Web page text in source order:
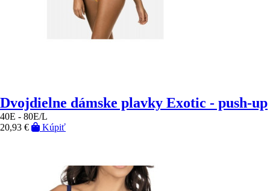
Dvojdielne dámske plavky Exotic - push-up
40E - 80E/L
20,93 €
Kúpiť